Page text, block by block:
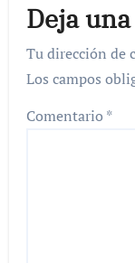
Deja
Tu dirección de
Los campos
Comentario *